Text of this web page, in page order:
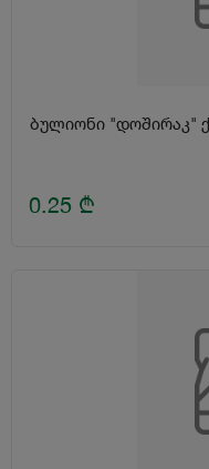
0.25 ₾